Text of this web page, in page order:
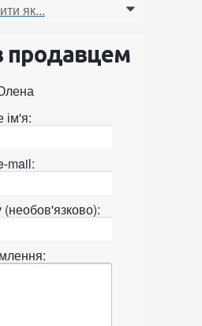
як... 0
продавцем
mail: